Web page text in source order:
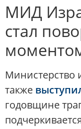
МИД
стал
Министерство
также
годовщине